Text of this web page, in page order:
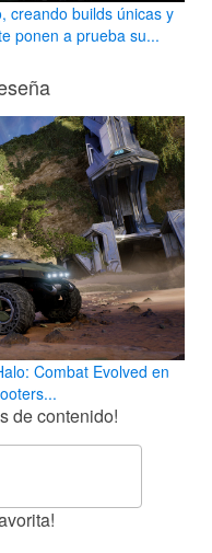
creando builds únicas y
ponen a prueba su...
Combat Evolved en
de contenido!